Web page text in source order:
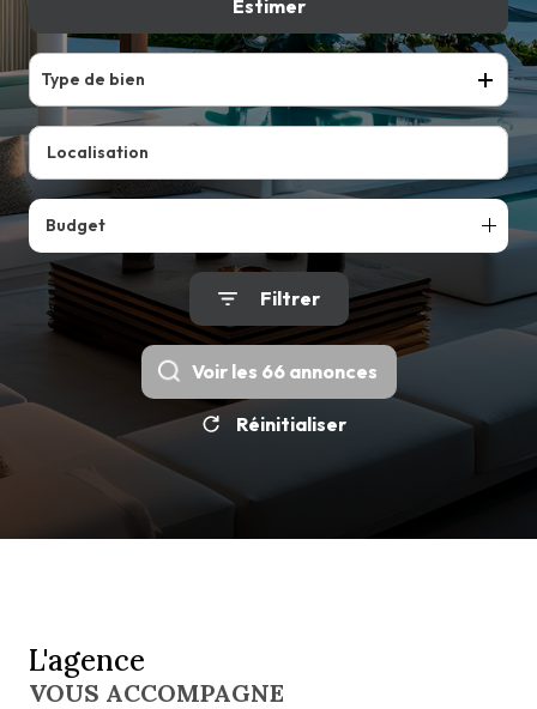
LOUERDu neuf
Estimer
Type de bien
Budget
Filtrer
Voir les 66annonces
Réinitialiser
L'agence
VOUS ACCOMPAGNE